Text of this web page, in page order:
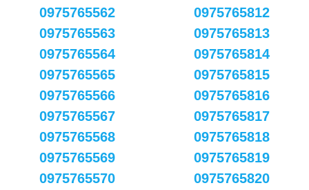
0975765562
0975765563
0975765564
0975765565
0975765566
0975765567
0975765568
0975765569
0975765570
0975765812
0975765813
0975765814
0975765815
0975765816
0975765817
0975765818
0975765819
0975765820